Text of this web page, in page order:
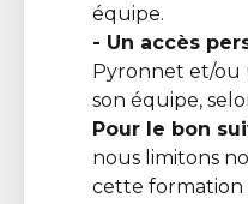
équipe.
- Un accès
Pyronnet et/ou
son équipe,
Pour le bon
nous limitons
cette formation